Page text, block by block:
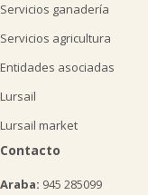
Servicios ganadería
Servicios agricultura
Entidades asociadas
Lursail
Lursail market
Contacto
Araba: 945 285099